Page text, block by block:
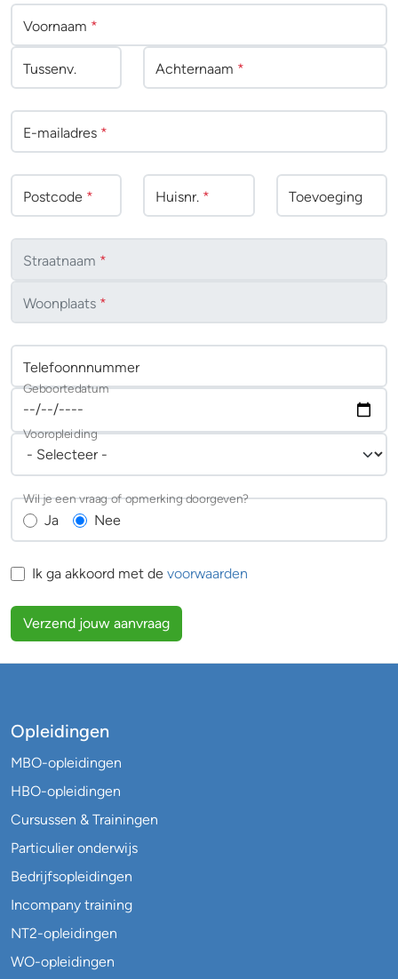
Voornaam *
Tussenv. Achternaam *
E-mailadres *
Postcode * Huisnr. * Toevoeging
Straatnaam *
Woonplaats *
Telefoonnnummer
Geboortedatum
Vooropleiding
Ja Nee
Wil je een vraag of opmerking doorgeven?
Ik ga akkoord met de voorwaarden
Verzend jouw aanvraag
Opleidingen
MBO-opleidingen
HBO-opleidingen
Cursussen & Trainingen
Particulier onderwijs
Bedrijfsopleidingen
Incompany training
NT2-opleidingen
WO-opleidingen